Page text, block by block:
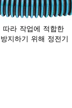
라 작업에 적합한
지하기 위해 정전기